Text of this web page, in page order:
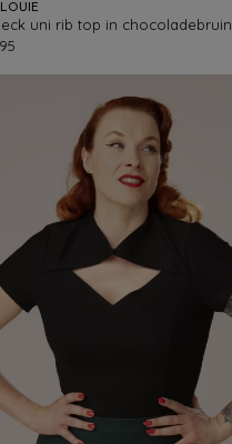
uni rib top in chocoladebruin